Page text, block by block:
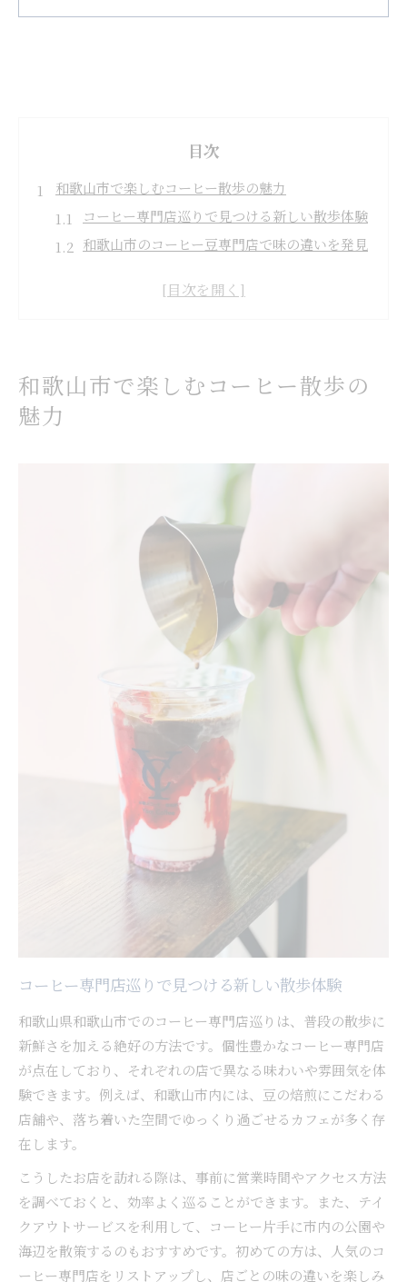
目次
和歌山市で楽しむコーヒー散歩の魅力
コーヒー専門店巡りで見つける新しい散歩体験
和歌山市のコーヒー豆専門店で味の違いを発見
おでかけ先で美味しいコーヒーと出会うコツ
景色とコーヒーで心身リフレッシュする過ごし
静かな専門店で味わう贅沢なコーヒータイム
落ち着いた空間で楽しむ地元コーヒー体験
コーヒー好きが注目する和歌山市のおでかけ提案
コーヒーイベント開催時期とおすすめの巡り方
専門店巡りで感じる和歌山市のコーヒー魅力
コーヒーギフト選びも楽しめるおでかけコース
和歌山市の有名コーヒー店で味比べ体験
コーヒーを通じた特別なおでかけプラン紹介
無料スポットと一緒に味わう和歌山のコーヒー体験
無料で楽しめる遊び場とコーヒーの相性抜群
家族で出かけたいコーヒーと無料スポット案内
コーヒー片手に過ごす和歌山市の無料エリア
和歌山市の無料スポットで味わうコーヒー時間
お金をかけずに楽しめるコーヒーおでかけ方法
テイクアウトで巡る和歌山市のコーヒー探し
和歌山市のテイクアウトコーヒー人気の理由
コーヒー片手に巡る和歌山市街歩きの魅力
用法
和歌山市のテイクアウトで発見するコーヒー体
験
景色とコーヒーで和歌山の休日を満喫
コーヒーと景色で和歌山の魅力を再発見する
自然とコーヒーが調和する癒しの休日プラン
和歌山市で楽しむコーヒー散歩の
魅力
コーヒー専門店巡りで見つける新しい散歩体験
和歌山県和歌山市でのコーヒー専門店巡りは、普段の散歩に
新鮮さを加える絶好の方法です。個性豊かなコーヒー専門店
が点在しており、それぞれの店で異なる味わいや雰囲気を体
験できます。例えば、和歌山市内には、豆の焙煎にこだわる
店舗や、落ち着いた空間でゆっくり過ごせるカフェが多く存
在します。
こうしたお店を訪れる際は、事前に営業時間やアクセス方法
を調べておくと、効率よく巡ることができます。また、テイ
クアウトサービスを利用して、コーヒー片手に市内の公園や
海辺を散策するのもおすすめです。初めての方は、人気のコ
ーヒー専門店をリストアップし、店ごとの味の違いを楽しみ